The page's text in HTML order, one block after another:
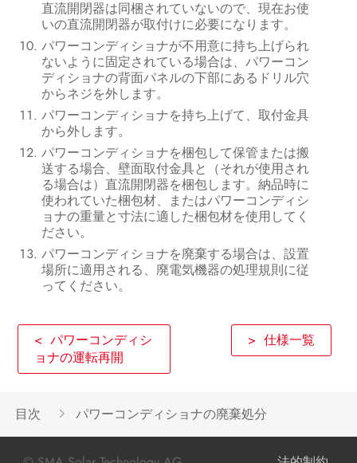
直流開閉器は同梱されていないので、現在お使
いの直流開閉器が取付けに必要になります。
パワーコンディショナが不用意に持ち上げられ
ないように固定されている場合は、パワーコン
ディショナの背面パネルの下部にあるドリル穴
からネジを外します。
パワーコンディショナを持ち上げて、取付金具
から外します。
パワーコンディショナを梱包して保管または搬
送する場合、壁面取付金具と（それが使用され
る場合は）直流開閉器を梱包します。納品時に
使われていた梱包材、またはパワーコンディシ
ョナの重量と寸法に適した梱包材を使用してく
ださい。
パワーコンディショナを廃棄する場合は、設置
場所に適用される、廃電気機器の処理規則に従
ってください。
< パワーコンディシ
ョナの運転再開
> 仕様一覧
目次 パワーコンディショナの廃棄処分